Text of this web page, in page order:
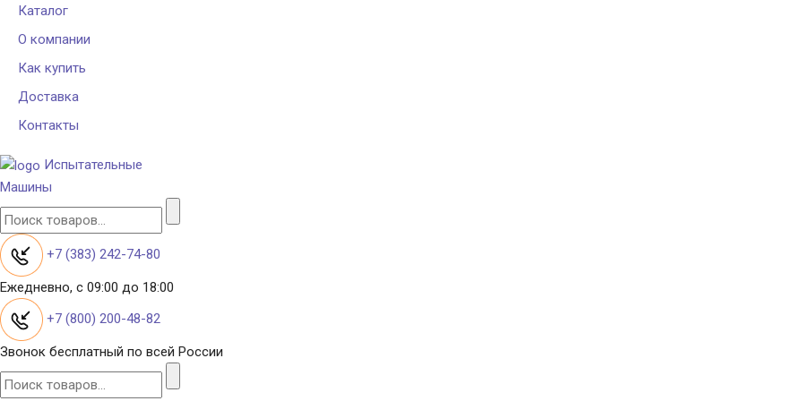
Каталог
О компании
Как купить
Доставка
Контакты
Испытательные
Машины
+7 (383) 242-74-80
Ежедневно, с 09:00 до 18:00
+7 (800) 200-48-82
Звонок бесплатный по всей России